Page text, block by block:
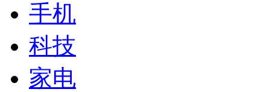
手机
科技
家电